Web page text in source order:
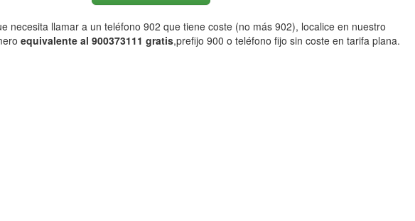
necesita llamar a un teléfono 902 que tiene coste (no más 902), localice en nuestro
equivalente al 900373111 gratis,prefijo 900 o teléfono fijo sin coste en tarifa plana.